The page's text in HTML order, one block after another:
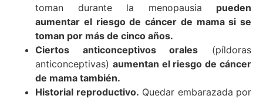
toman durante la menopausia pueden
aumentar el riesgo de cáncer de mama si se
toman por más de cinco años.
Ciertos anticonceptivos orales (píldoras
anticonceptivas) aumentan el riesgo de cáncer
de mama también.
Historial reproductivo. Quedar embarazada por